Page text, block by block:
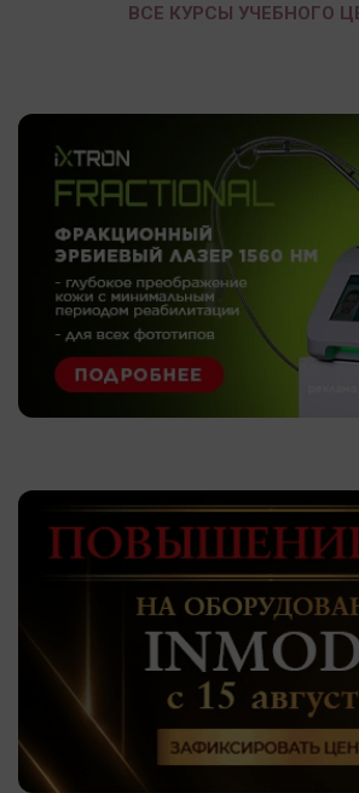
ВСЕ КУРСЫ УЧЕБНОГО